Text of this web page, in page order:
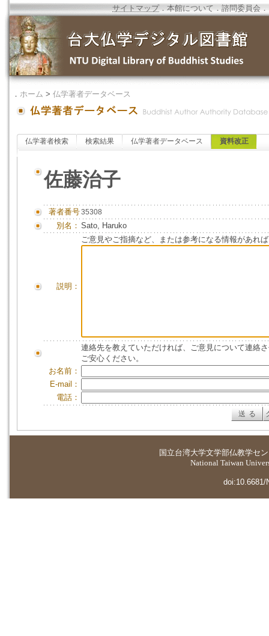
サイトマップ．本館について ．諮問委員会 ．
． ホーム > 仏学著者データベース
仏学著者検索 検索結果 仏学著者データベース 資料改正
佐藤治子
著者番号35308
別名： Sato, Haruko
説明：
ご意見やご指摘など、または参考になる情報があれ
連絡先を教えていただければ、ご意見について連絡
ご安心ください。
お名前：
E-mail：
電話：
国立台湾大学文学部仏教学セ
National Taiwan
doi:10.6681/